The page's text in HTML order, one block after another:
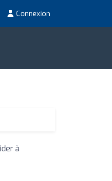
Connexion
à